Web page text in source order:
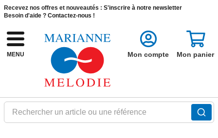
Recevez nos offres et nouveautés : S'inscrire à notre newsletter
Besoin d'aide ? Contactez-nous !
MENU
Rechercher un article ou une référence
Mon compte Mon panier